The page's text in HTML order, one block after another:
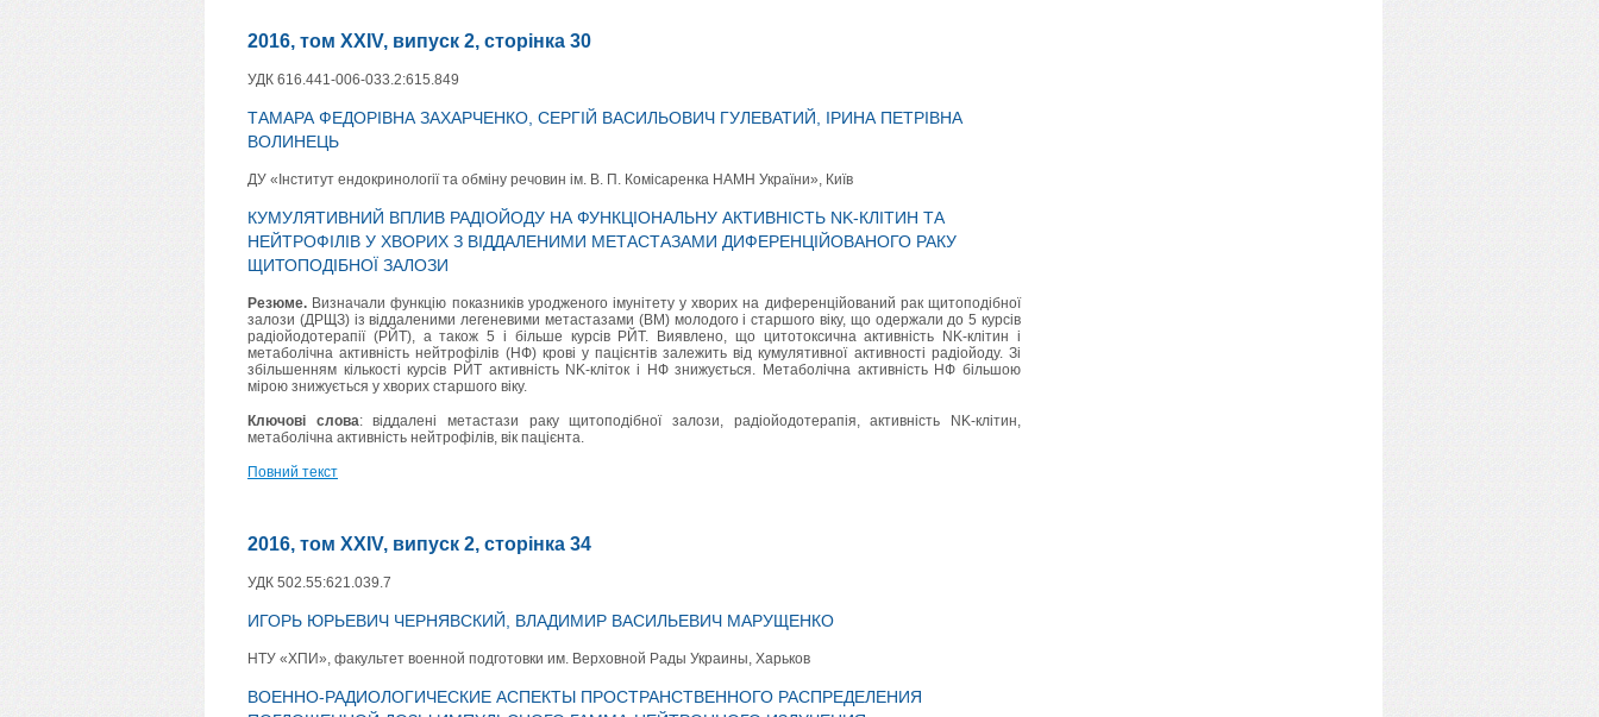
2016, том XXIV, випуск 2, сторінка 30
УДК 616.441-006-033.2:615.849
ТАМАРА ФЕДОРІВНА ЗАХАРЧЕНКО, СЕРГІЙ ВАСИЛЬОВИЧ ГУЛЕВАТИЙ, ІРИНА ПЕТРІВНА
ВОЛИНЕЦЬ
ДУ «Інститут ендокринології та обміну речовин ім. В. П. Комісаренка НАМН України», Київ
КУМУЛЯТИВНИЙ ВПЛИВ РАДІОЙОДУ НА ФУНКЦІОНАЛЬНУ АКТИВНІСТЬ NK-КЛІТИН ТА
НЕЙТРОФІЛІВ У ХВОРИХ З ВІДДАЛЕНИМИ МЕТАСТАЗАМИ ДИФЕРЕНЦІЙОВАНОГО РАКУ
ЩИТОПОДІБНОЇ ЗАЛОЗИ
Резюме. Визначали функцію показників уродженого імунітету у хворих на диференційований рак щитоподібної
залози (ДРЩЗ) із віддаленими легеневими метастазами (ВМ) молодого і старшого віку, що одержали до 5 курсів
радіойодотерапії (РЙТ), а також 5 і більше курсів РЙТ. Виявлено, що цитотоксична активність NK-клітин і
метаболічна активність нейтрофілів (НФ) крові у пацієнтів залежить від кумулятивної активності радіойоду. Зі
збільшенням кількості курсів РЙТ активність NK-кліток і НФ знижується. Метаболічна активність НФ більшою
мірою знижується у хворих старшого віку.
Ключові слова: віддалені метастази раку щитоподібної залози, радіойодотерапія, активність NK-клітин,
метаболічна активність нейтрофілів, вік пацієнта.
Повний текст
2016, том XXIV, випуск 2, сторінка 34
УДК 502.55:621.039.7
ИГОРЬ ЮРЬЕВИЧ ЧЕРНЯВСКИЙ, ВЛАДИМИР ВАСИЛЬЕВИЧ МАРУЩЕНКО
НТУ «ХПИ», факультет военной подготовки им. Верховной Рады Украины, Харьков
ВОЕННО-РАДИОЛОГИЧЕСКИЕ АСПЕКТЫ ПРОСТРАНСТВЕННОГО РАСПРЕДЕЛЕНИЯ